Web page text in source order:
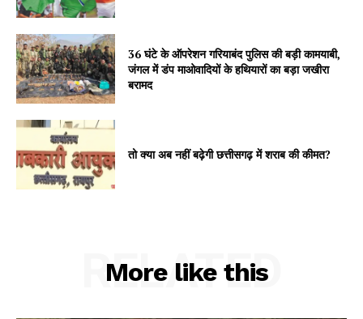
36 घंटे के ऑपरेशन गरियाबंद पुलिस की बड़ी कामयाबी,
जंगल में डंप माओवादियों के हथियारों का बड़ा जखीरा
बरामद
तो क्या अब नहीं बढ़ेगी छत्तीसगढ़ में शराब की कीमत?
More like this
RELATED